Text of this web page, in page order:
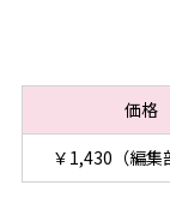
価格
￥1,430（編集